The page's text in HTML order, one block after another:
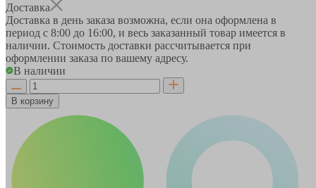
Доставка
Доставка в день заказа возможна, если она оформлена в
период с 8:00 до 16:00, и весь заказанный товар имеется в
наличии. Стоимость доставки рассчитывается при
оформлении заказа по вашему адресу.
В наличии
В корзину